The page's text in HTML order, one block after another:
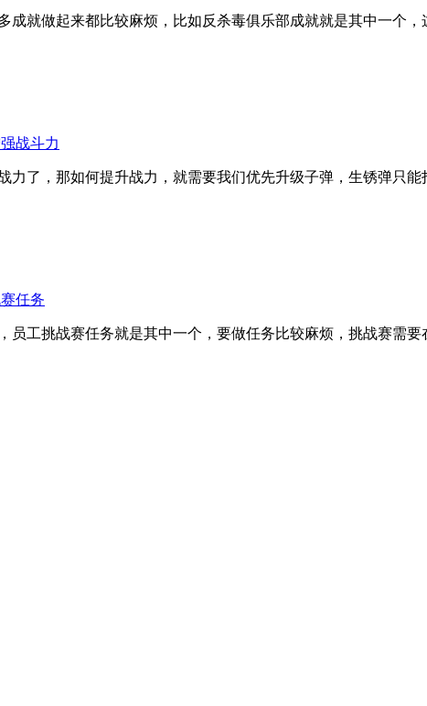
成就做起来都比较麻烦，比如反杀毒俱乐部成就就是其中一个
战斗力
力了，那如何提升战力，就需要我们优先升级子弹，生锈弹只
任务
员工挑战赛任务就是其中一个，要做任务比较麻烦，挑战赛需